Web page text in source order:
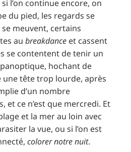
l’on continue encore, on
du pied, les regards se
meuvent, certains
aubreakdance et cassent
se contentent de tenir un
hochant de
tête trop lourde, après
d’un nombre
et ce n’est que mercredi. Et
et la mer au loin avec
la vue, ou si l’on est
colorer notre nuit.